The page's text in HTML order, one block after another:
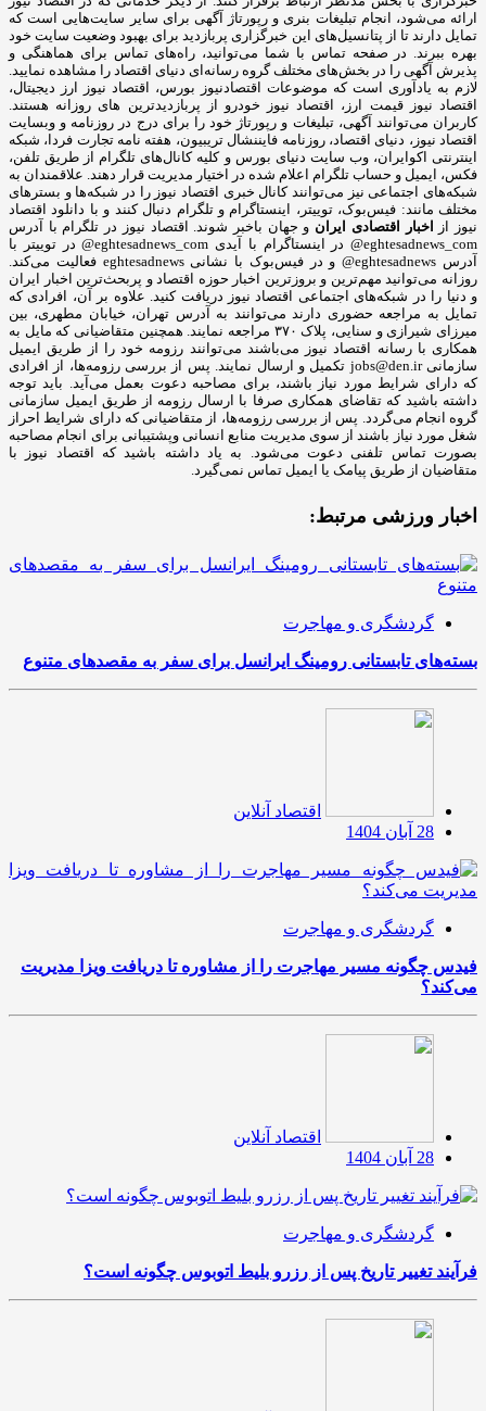
ارائه می‌شود، انجام تبلیغات بنری و رپورتاژ آگهی برای سایر سایت‌هایی است که
تمایل دارند تا از پتانسیل‌های این خبرگزاری پربازدید برای بهبود وضعیت سایت خود
بهره ببرند. در صفحه تماس با شما می‌توانید، راه‌های تماس برای هماهنگی و
پذیرش آگهی را در بخش‌های مختلف گروه رسانه‌ای دنیای اقتصاد را مشاهده نمایید.
لازم به یادآوری است که موضوعات اقتصادنیوز بورس، اقتصاد نیوز ارز دیجیتال،
اقتصاد نیوز قیمت ارز، اقتصاد نیوز خودرو از پربازدیدترین های روزانه هستند.
کاربران می‌توانند آگهی، تبلیغات و رپورتاژ خود را برای درج در روزنامه و وبسایت
اقتصاد نیوز، دنیای اقتصاد، روزنامه فایننشال تریبیون، هفته نامه تجارت فردا، شبکه
اینترنتی اکوایران، وب سایت دنیای بورس و کلیه کانال‌های تلگرام از طریق تلفن،
فکس، ایمیل و حساب تلگرام اعلام شده در اختیار مدیریت قرار دهند. علاقمندان به
شبکه‎‌های اجتماعی نیز می‌توانند کانال خبری اقتصاد نیوز را در شبکه‌ها و بسترهای
مختلف مانند: فیس‌بوک، توییتر، اینستاگرام و تلگرام دنبال کنند و با دانلود اقتصاد
نیوز از اخبار اقتصادی ایران و جهان باخبر شوند. اقتصاد نیوز در تلگرام با آدرس
eghtesadnews_com@ در اینستاگرام با آیدی eghtesadnews_com@ در توییتر با
آدرس eghtesadnews@ و در فیس‌بوک با نشانی eghtesadnews فعالیت می‌کند.
روزانه می‌توانید مهم‌ترین و بروزترین اخبار حوزه اقتصاد و پربحث‌ترین اخبار ایران
و دنیا را در شبکه‌های اجتماعی اقتصاد نیوز دریافت کنید. علاوه بر آن، افرادی که
تمایل به مراجعه حضوری دارند می‌توانند به آدرس تهران، خیابان مطهری، بین
میرزای شیرازی و سنایی، پلاک ۳۷۰ مراجعه نمایند. همچنین متقاضیانی که مایل به
همکاری با رسانه‌ اقتصاد نیوز می‌باشند می‌توانند رزومه خود را از طریق ایمیل
سازمانی jobs@den.ir تکمیل و ارسال نمایند. پس از بررسی رزومه‌ها، از افرادی
که دارای شرایط مورد نیاز باشند، برای مصاحبه دعوت بعمل می‌آید. باید توجه
داشته باشید که تقاضای همکاری صرفا با ارسال رزومه از طریق ایمیل سازمانی
گروه انجام می‌گردد. پس از بررسی رزومه‌ها، از متقاضیانی که دارای شرایط احراز
شغل مورد نیاز باشند از سوی مدیریت منابع انسانی وپشتیبانی برای انجام مصاحبه
بصورت تماس تلفنی دعوت می‌شود. به یاد داشته باشید که اقتصاد نیوز با
متقاضیان از طریق پیامک یا ایمیل تماس نمی‌گیرد.
اخبار ورزشی مرتبط:
گردشگری و مهاجرت
بسته‌های تابستانی رومینگ ایرانسل برای سفر به مقصدهای متنوع
اقتصاد آنلاین
28 آبان 1404
گردشگری و مهاجرت
فیدس چگونه مسیر مهاجرت را از مشاوره تا دریافت ویزا مدیریت
می‌کند؟
اقتصاد آنلاین
28 آبان 1404
گردشگری و مهاجرت
فرآیند تغییر تاریخ پس از رزرو بلیط اتوبوس چگونه است؟